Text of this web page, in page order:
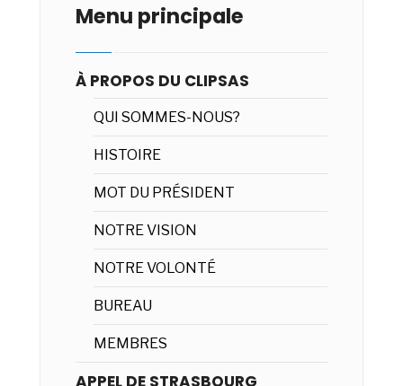
Menu principale
À PROPOS DU CLIPSAS
QUI SOMMES-NOUS?
HISTOIRE
MOT DU PRÉSIDENT
NOTRE VISION
NOTRE VOLONTÉ
BUREAU
MEMBRES
APPEL DE STRASBOURG